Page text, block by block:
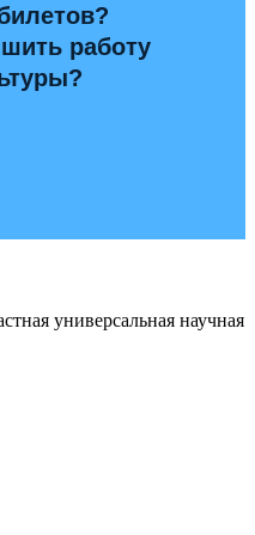
работу
универсальная научная